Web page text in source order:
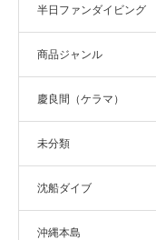
半日ファンダイビング
商品ジャンル
慶良間（ケラマ）
未分類
沈船ダイブ
沖縄本島